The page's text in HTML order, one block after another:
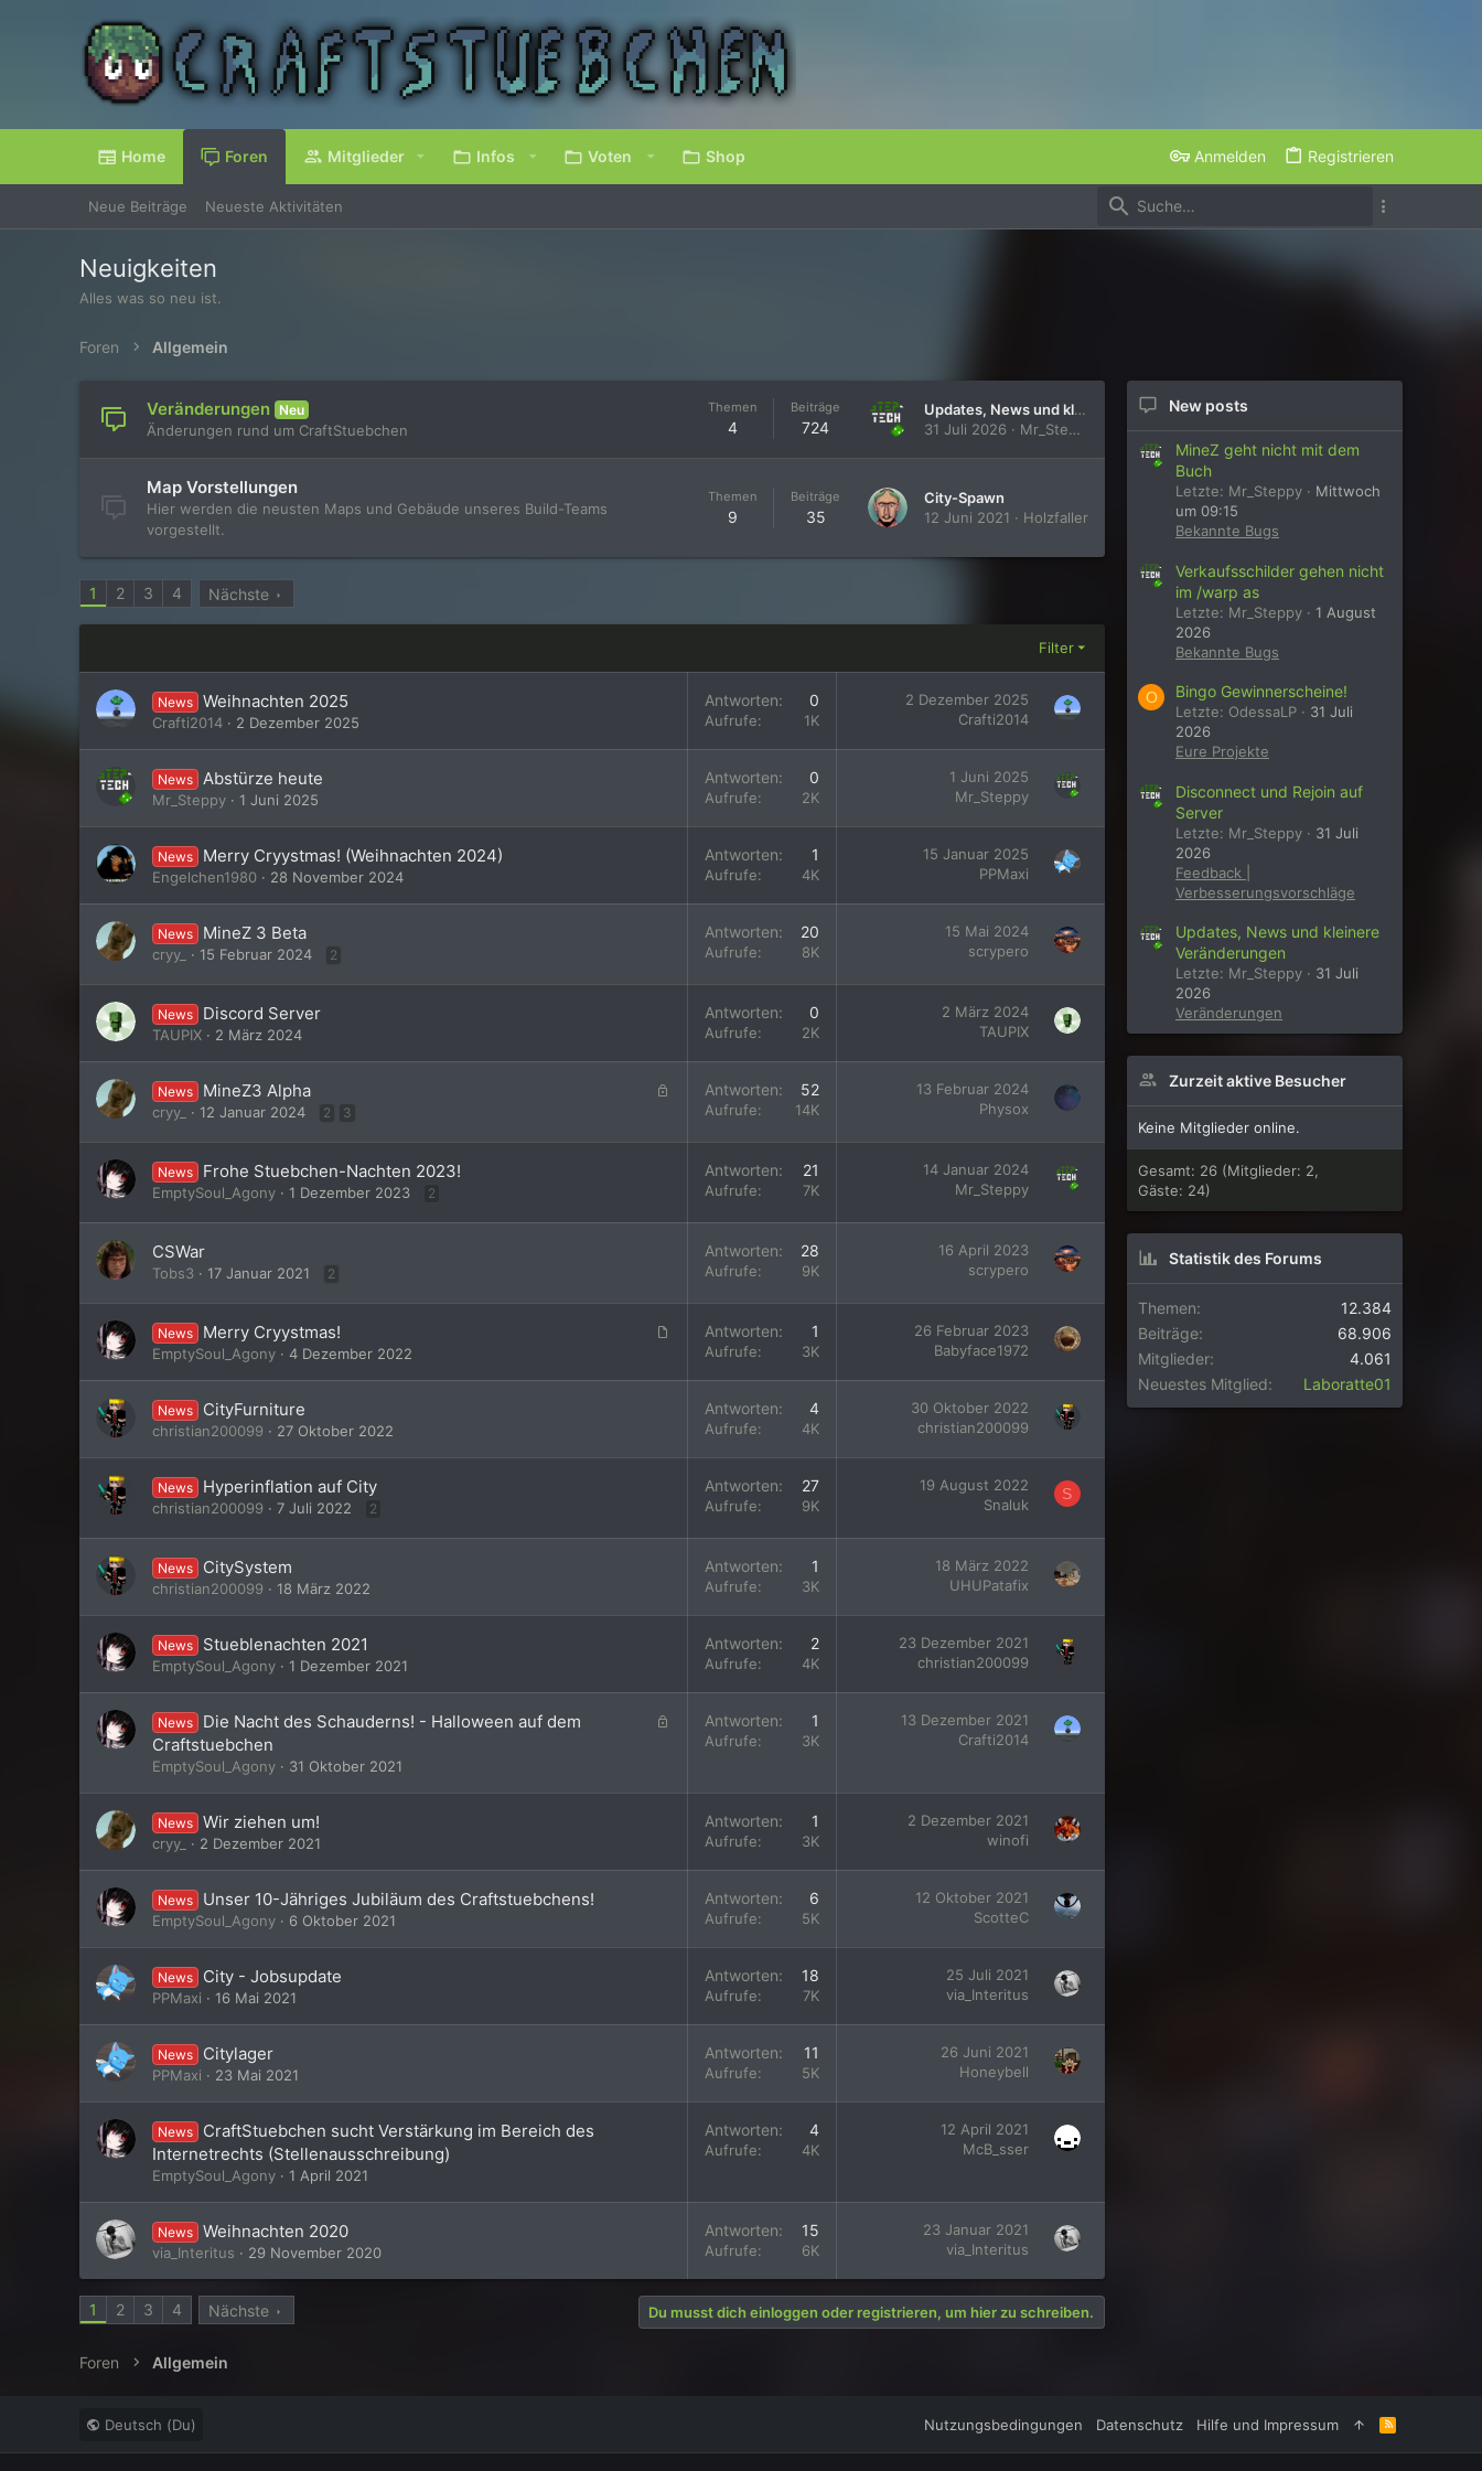
Home Foren Mitglieder Infos Voten Shop Anmelden Registrieren
Neue Beiträge Neueste Aktivitäten
Neuigkeiten
Alles was so neu ist.
Foren Allgemein
Veränderungen Neu
Änderungen rund um CraftStuebchen
Themen
4
Beiträge
724
Updates, News und kleinere Veränderungen
31 Juli 2026
Mr_Steppy
Map Vorstellungen
Hier werden die neusten Maps und Gebäude unseres Build-Teams
vorgestellt.
Themen
9
Beiträge
35
City-Spawn
12 Juni 2021
Holzfaller
1 2 3 4 Nächste
Filter
News Weihnachten 2025
Crafti2014 2 Dezember 2025
Antworten 0
Aufrufe 1K
2 Dezember 2025
Crafti2014
News Abstürze heute
Mr_Steppy 1 Juni 2025
Antworten 0
Aufrufe 2K
1 Juni 2025
Mr_Steppy
News Merry Cryystmas! (Weihnachten 2024)
Engelchen1980 28 November 2024
Antworten 1
Aufrufe 4K
15 Januar 2025
PPMaxi
News MineZ 3 Beta
cryy_ 15 Februar 2024 2
Antworten 20
Aufrufe 8K
15 Mai 2024
scrypero
News Discord Server
TAUPIX 2 März 2024
Antworten 0
Aufrufe 2K
2 März 2024
TAUPIX
News MineZ3 Alpha
cryy_ 12 Januar 2024 2 3
Antworten 52
Aufrufe 14K
13 Februar 2024
Physox
News Frohe Stuebchen-Nachten 2023!
EmptySoul_Agony 1 Dezember 2023 2
Antworten 21
Aufrufe 7K
14 Januar 2024
Mr_Steppy
CSWar
Tobs3 17 Januar 2021 2
Antworten 28
Aufrufe 9K
16 April 2023
scrypero
l
News Merry Cryystmas!
EmptySoul_Agony 4 Dezember 2022
Antworten 1
Aufrufe 3K
26 Februar 2023
Babyface1972
News CityFurniture
christian200099 27 Oktober 2022
Antworten 4
Aufrufe 4K
30 Oktober 2022
christian200099
News Hyperinflation auf City
christian200099 7 Juli 2022 2
Antworten 27
Aufrufe 9K
19 August 2022
Snaluk
S
News CitySystem
christian200099 18 März 2022
Antworten 1
Aufrufe 3K
18 März 2022
UHUPatafix
News Stueblenachten 2021
EmptySoul_Agony 1 Dezember 2021
Antworten 2
Aufrufe 4K
23 Dezember 2021
christian200099
t
News
Die Nacht des Schauderns! - Halloween auf dem
Craftstuebchen
EmptySoul_Agony 31 Oktober 2021
Antworten 1
Aufrufe 3K
13 Dezember 2021
Crafti2014
News Wir ziehen um!
cryy_ 2 Dezember 2021
Antworten 1
Aufrufe 3K
2 Dezember 2021
winofi
News Unser 10-Jähriges Jubiläum des Craftstuebchens!
EmptySoul_Agony 6 Oktober 2021
Antworten 6
Aufrufe 5K
12 Oktober 2021
ScotteC
News City - Jobsupdate
PPMaxi 16 Mai 2021
Antworten 18
Aufrufe 7K
25 Juli 2021
via_Interitus
News Citylager
PPMaxi 23 Mai 2021
Antworten 11
Aufrufe 5K
26 Juni 2021
Honeybell
News
CraftStuebchen sucht Verstärkung im Bereich des
Internetrechts (Stellenausschreibung)
EmptySoul_Agony 1 April 2021
Antworten 4
Aufrufe 4K
12 April 2021
McB_sser
News Weihnachten 2020
via_Interitus 29 November 2020
Antworten 15
Aufrufe 6K
23 Januar 2021
via_Interitus
1 2 3 4 Nächste Du musst dich einloggen oder registrieren, um hier zu schreiben.
New posts
MineZ geht nicht mit dem
Buch
Letzte: Mr_Steppy
Mittwoch
um 09:15
Bekannte Bugs
Verkaufsschilder gehen nicht
im /warp as
Letzte: Mr_Steppy
1 August
2026
Bekannte Bugs
O Bingo Gewinnerscheine!
Letzte: OdessaLP
31 Juli
2026
Eure Projekte
Disconnect und Rejoin auf
Server
Letzte: Mr_Steppy
31 Juli
2026
Feedback |
Verbesserungsvorschläge
Updates, News und kleinere
Veränderungen
Letzte: Mr_Steppy
31 Juli
2026
Veränderungen
Zurzeit aktive Besucher
Keine Mitglieder online.
Gesamt: 26 (Mitglieder: 2,
Gäste: 24)
Statistik des Forums
Themen
12.384
Beiträge
68.906
Mitglieder
4.061
Neuestes Mitglied
Laboratte01
Foren Allgemein
Deutsch (Du) Nutzungsbedingungen Datenschutz Hilfe und Impressum
R
S
S